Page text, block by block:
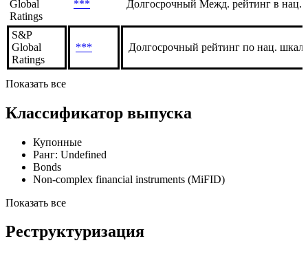
Global
Ratings
*** Долгосрочный Межд. рейтинг в нац.
S&P
Global
Ratings
*** Долгосрочный рейтинг по нац.
Показать все
Классификатор выпуска
Купонные
Ранг: Undefined
Bonds
Non-complex financial instruments (MiFID)
Показать все
Реструктуризация